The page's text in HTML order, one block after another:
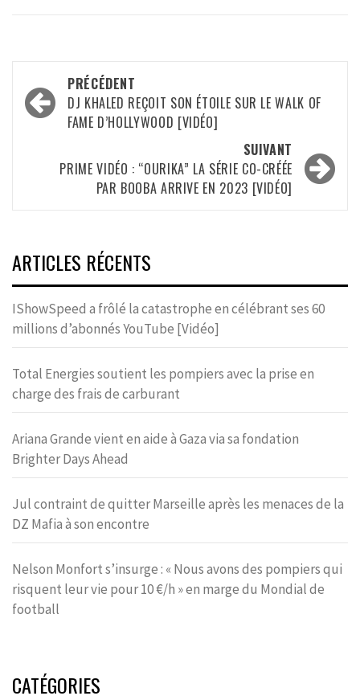
Navigation
d’article
PRÉCÉDENT
DJ KHALED REÇOIT SON ÉTOILE SUR LE WALK OF
FAME D’HOLLYWOOD [VIDÉO]
SUIVANT
PRIME VIDÉO : “OURIKA” LA SÉRIE CO-CRÉÉE
PAR BOOBA ARRIVE EN 2023 [VIDÉO]
ARTICLES RÉCENTS
IShowSpeed a frôlé la catastrophe en célébrant ses 60
millions d’abonnés YouTube [Vidéo]
Total Energies soutient les pompiers avec la prise en
charge des frais de carburant
Ariana Grande vient en aide à Gaza via sa fondation
Brighter Days Ahead
Jul contraint de quitter Marseille après les menaces de la
DZ Mafia à son encontre
Nelson Monfort s’insurge : « Nous avons des pompiers qui
risquent leur vie pour 10 €/h » en marge du Mondial de
football
CATÉGORIES